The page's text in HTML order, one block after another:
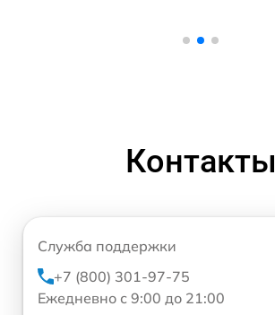
Контакты
Служба поддержки
+7 (800) 301-97-75
Ежедневно с 9:00 до 21:00